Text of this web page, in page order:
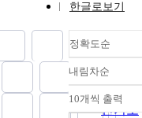
한글로보기
정확도순
정확도
순
인기도
내림차순
내림차
10개씩 출력